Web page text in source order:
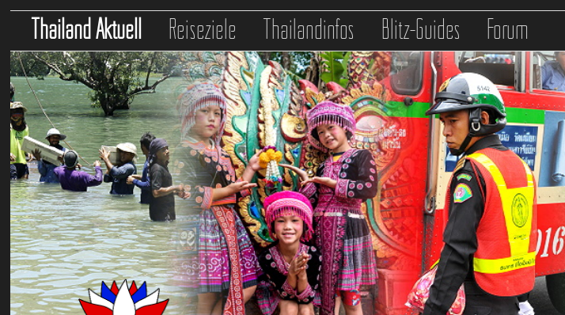
Thailand Aktuell Reiseziele Thailandinfos Blitz-Guides Forum